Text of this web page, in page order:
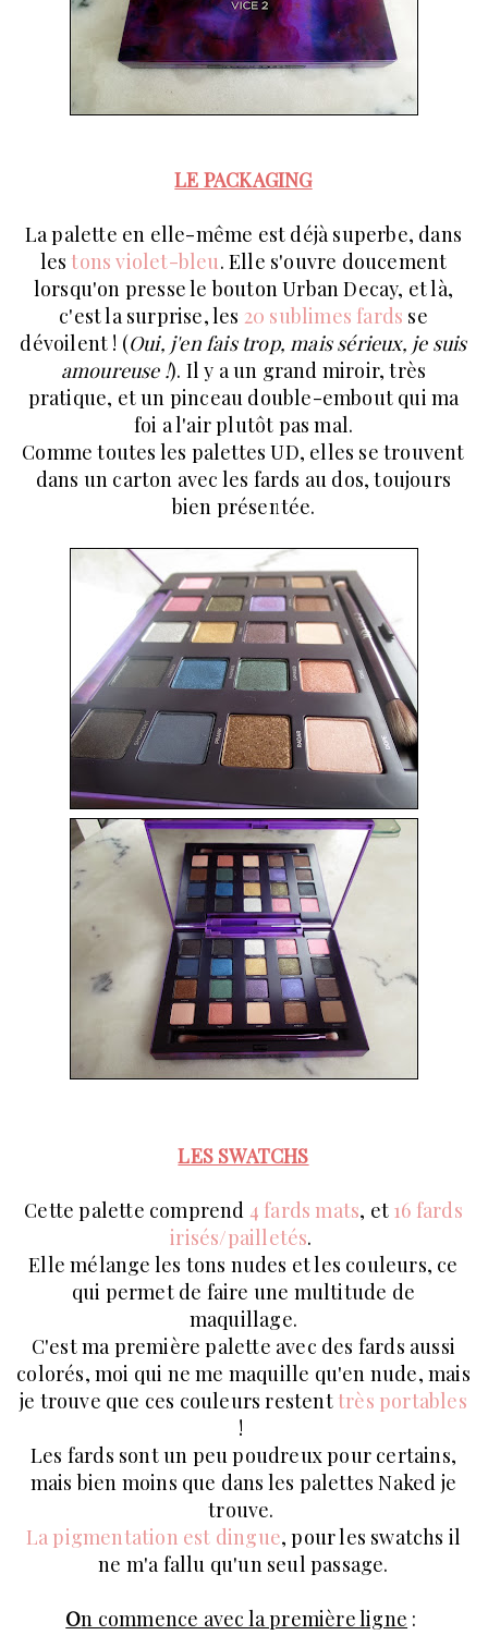
LE PACKAGING
La palette en elle-même est déjà superbe, dans
lestons violet-bleu. Elle s'ouvre doucement
lorsqu'on presse le bouton Urban Decay, et là,
c'est la surprise, les 20 sublimes fards se
dévoilent ! (Oui, j'en fais trop, mais sérieux, je suis
amoureuse !). Il y a un grand miroir, très
pratique, et un pinceau double-embout qui ma
foi a l'air plutôt pas mal.
Comme toutes les palettes UD, elles se trouvent
dans un carton avec les fards au dos, toujours
bien présentée.
LES SWATCHS
Cette palette comprend 4 fards mats, et 16 fards
irisés/pailletés.
Elle mélange les tons nudes et les couleurs, ce
qui permet de faire une multitude de
maquillage.
C'est ma première palette avec des fards aussi
colorés, moi qui ne me maquille qu'en nude, mais
je trouve que ces couleurs restenttrès portables
!
Les fards sont un peu poudreux pour certains,
mais bien moins que dans les palettes Naked je
trouve.
La pigmentation est dingue, pour les swatchs il
ne m'a fallu qu'un seul passage.
On commence avec la première ligne :